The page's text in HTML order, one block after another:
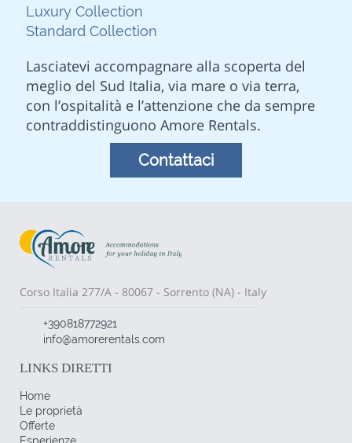
Luxury Collection
Standard Collection
Lasciatevi accompagnare alla scoperta del
meglio del Sud Italia, via mare o via terra,
con l’ospitalità e l’attenzione che da sempre
contraddistinguono Amore Rentals.
Contattaci
Corso Italia 277/A - 80067 - Sorrento (NA) - Italy
+390818772921
info@amorerentals.com
LINKS DIRETTI
Home
Le proprietà
Offerte